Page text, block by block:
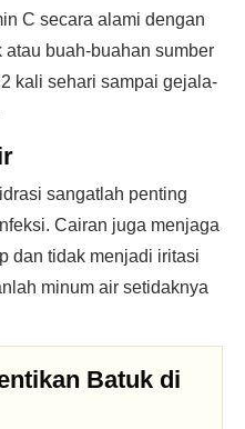
C secara alami dengan
buah-buahan sumber
kali sehari sampai gejala-
sangatlah penting
Cairan juga menjaga
dan tidak menjadi iritasi
minum air setidaknya
Batuk di